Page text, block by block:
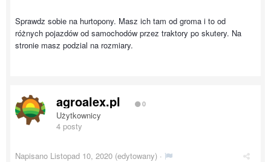
Sprawdz sobie na hurtopony. Masz ich tam od groma i to od
różnych pojazdów od samochodów przez traktory po skutery. Na
stronie masz podzial na rozmiary.
agroalex.pl 0
Użytkownicy
4 posty
Napisano Listopad 10, 2020 (edytowany) ·